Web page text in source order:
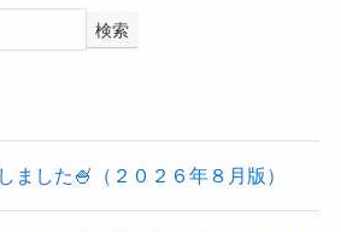
検索
ました🍧（２０２６年８月版）